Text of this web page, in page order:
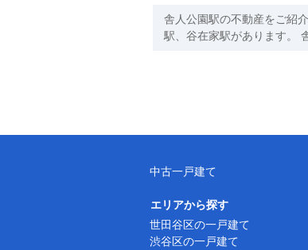
舎人公園駅の不動産をご紹
駅、谷在家駅があります。
中古一戸建て
エリアから探す
世田谷区の一戸建て
渋谷区の一戸建て